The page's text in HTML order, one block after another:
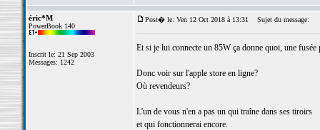
éric*M
PowerBook 140
Inscrit le: 21 Sep 2003
Messages: 1242
Post� le: Ven 12 Oct 2018 à 13:31 Sujet du message:
Et si je lui connecte un 85W ça donne quoi, une fusée
Donc voir sur l'apple store en ligne?
Où revendeurs?
L'un de vous n'en a pas un qui traîne dans ses tiroirs
et qui fonctionnerai encore.